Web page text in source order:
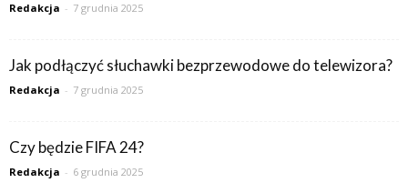
Redakcja - 7 grudnia 2025
Jak podłączyć słuchawki bezprzewodowe do telewizora?
Redakcja - 7 grudnia 2025
Czy będzie FIFA 24?
Redakcja - 6 grudnia 2025